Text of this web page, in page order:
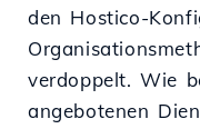
den Hostico-
verdoppelt. Wie
angebotenen